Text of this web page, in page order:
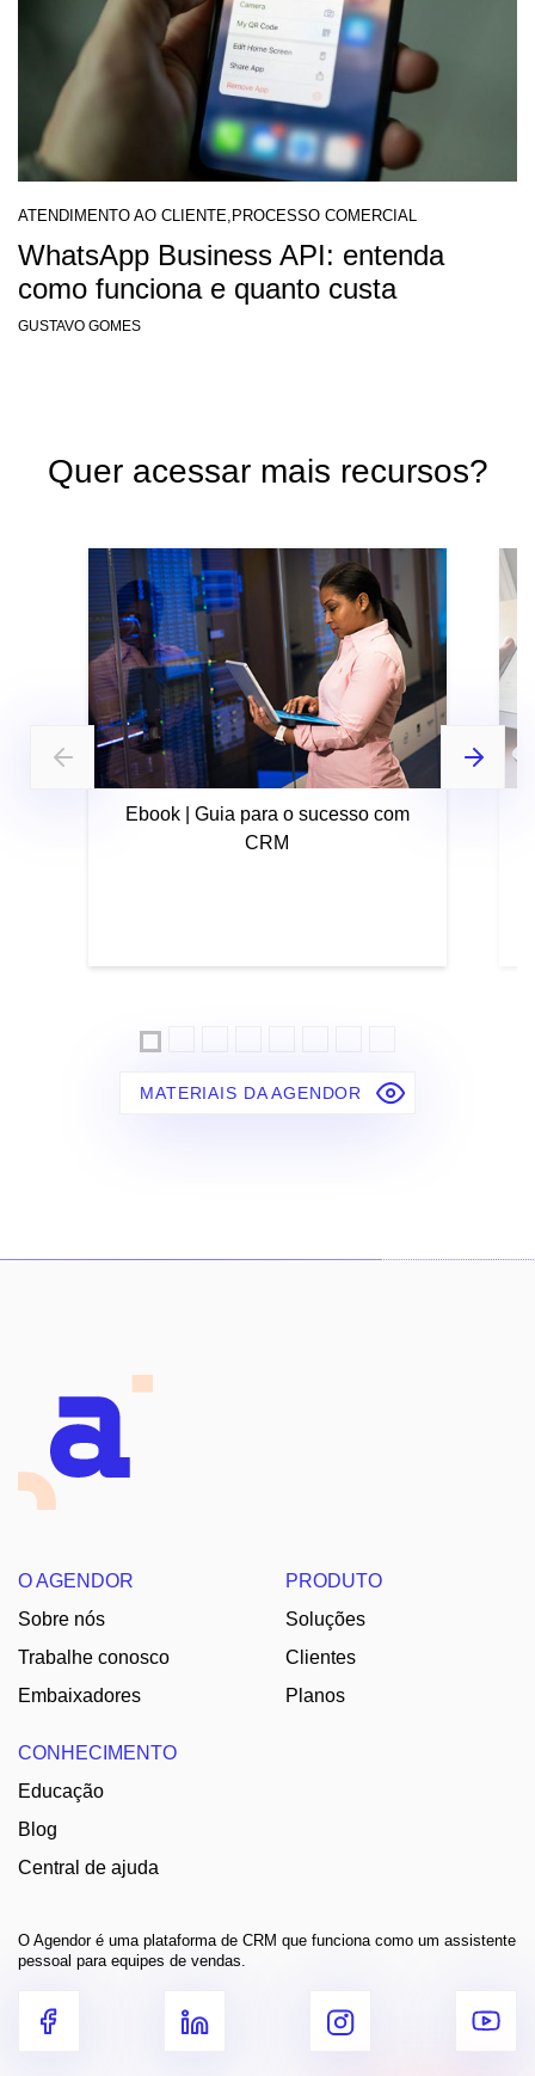
ATENDIMENTO AO CLIENTE, PROCESSO COMERCIAL
WhatsApp Business API: entenda
como funciona e quanto custa
GUSTAVO GOMES
Quer acessar mais recursos?
Ebook | Guia para o sucesso com
CRM
MATERIAIS DA AGENDOR
O AGENDOR
Sobre nós
Trabalhe conosco
Embaixadores
PRODUTO
Soluções
Clientes
Planos
CONHECIMENTO
Educação
Blog
Central de ajuda
O Agendor é uma plataforma de CRM que funciona como um assistente
pessoal para equipes de vendas.